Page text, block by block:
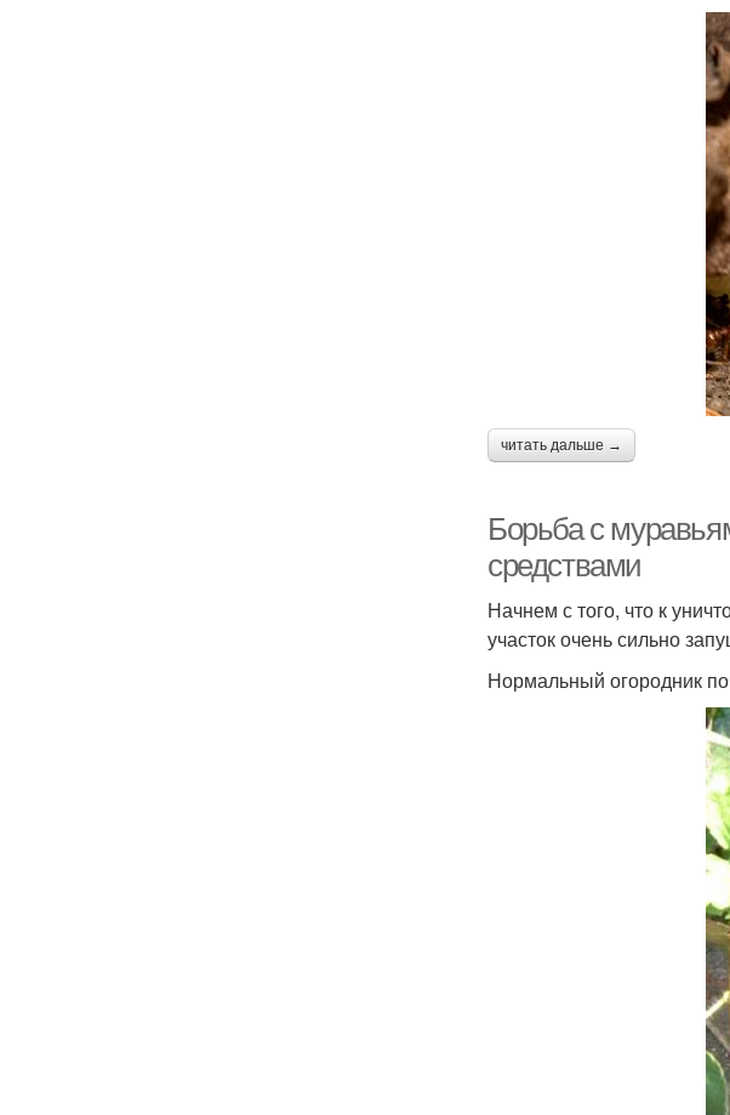
читать дальше →
Борьба с
средствами
Начнем с того, что к
участок очень сильно
Нормальный огородник